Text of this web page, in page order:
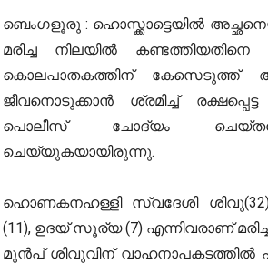
ബെം​ഗളൂരു : ഹൊസ്ക്കാട്ടെയിൽ
മരിച്ച നിലയിൽ കണ്ടത്തിയതിനെ
കൊലപാതകത്തിന് കേസെടുത്ത്
ജീവനൊടുക്കാൻ ശ്രമിച്ച്
പൊലീസ് ചോദ്യം
ചെയ്യുകയായിരുന്നു.
ഹൊണകന​ഹള്ളി സ്വ​ദേശി
(11), ഉ​​ദയ് സൂര്യ (7) എന്നിവരാണ്
മുൻപ് ശിവുവിന് വാഹനാപകടത്തിൽ